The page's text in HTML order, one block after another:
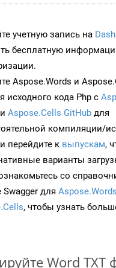
учетную запись на
бесплатную
Aspose.Words и
исходного кода Php с
и Aspose.Cells GitHub для
компиляции/
перейдите к выпускам,
варианты
со
Swagger для Aspose.Words
, чтобы узнать
Word TXT